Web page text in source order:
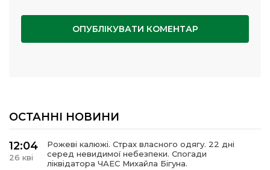
ОСТАННІ НОВИНИ
12:04
26 кві
Рожеві калюжі. Страх власного одягу. 22 дні
серед невидимої небезпеки. Спогади
ліквідатора ЧАЕС Михайла Бігуна.